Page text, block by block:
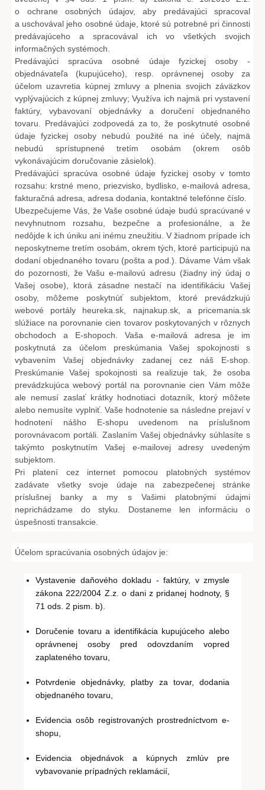
o ochrane osobných údajov, aby predávajúci spracoval
a uschovával jeho osobné údaje, ktoré sú potrebné pri činnosti
predávajúceho a spracovával ich vo všetkých svojich
informačných systémoch.
Predávajúci spracúva osobné údaje fyzickej osoby -
objednávateľa (kupujúceho), resp. oprávnenej osoby za
účelom uzavretia kúpnej zmluvy a plnenia svojich záväzkov
vyplývajúcich z kúpnej zmluvy; Využíva ich najmä pri vystavení
faktúry, vybavovaní objednávky a doručení objednaného
tovaru. Predávajúci zodpovedá za to, že poskytnuté osobné
údaje fyzickej osoby nebudú použité na iné účely, najmä
nebudú sprístupnené tretím osobám (okrem osôb
vykonávajúcim doručovanie zásielok).
Predávajúci spracúva osobné údaje fyzickej osoby v tomto
rozsahu: krstné meno, priezvisko, bydlisko, e-mailová adresa,
fakturačná adresa, adresa dodania, kontaktné telefónne číslo.
Ubezpečujeme Vás, že Vaše osobné údaje budú spracúvané v
nevyhnutnom rozsahu, bezpečne a profesionálne, a že
nedôjde k ich úniku ani inému zneužitiu. V žiadnom prípade ich
neposkytneme tretím osobám, okrem tých, ktoré participujú na
dodaní objednaného tovaru (pošta a pod.). Dávame Vám však
do pozornosti, že Vašu e-mailovú adresu (žiadny iný údaj o
Vašej osobe), ktorá zásadne nestačí na identifikáciu Vašej
osoby, môžeme poskytnúť subjektom, ktoré prevádzkujú
webové portály heureka.sk, najnakup.sk, a pricemania.sk
slúžiace na porovnanie cien tovarov poskytovaných v rôznych
obchodoch a E-shopoch. Vaša e-mailová adresa je im
poskytnutá za účelom preskúmania Vašej spokojnosti s
vybavením Vašej objednávky zadanej cez náš E-shop.
Preskúmanie Vašej spokojnosti sa realizuje tak, že osoba
prevádzkujúca webový portál na porovnanie cien Vám môže
ale nemusí zaslať krátky hodnotiaci dotazník, ktorý môžete
alebo nemusíte vyplniť. Vaše hodnotenie sa následne prejaví v
hodnotení nášho E-shopu uvedenom na príslušnom
porovnávacom portáli. Zaslaním Vašej objednávky súhlasíte s
takýmto poskytnutím Vašej e-mailovej adresy uvedeným
subjektom.
Pri platení cez internet pomocou platobných systémov
zadávate všetky svoje údaje na zabezpečenej stránke
príslušnej banky a my s Vašimi platobnými údajmi
neprichádzame do styku. Dostaneme len informáciu o
úspešnosti transakcie.
Účelom spracúvania osobných údajov je:
Vystavenie daňového dokladu - faktúry, v zmysle
zákona 222/2004 Z.z. o dani z pridanej hodnoty, §
71 ods. 2 pism. b).
Doručenie tovaru a identifikácia kupujúceho alebo
oprávnenej osoby pred odovzdaním vopred
zaplateného tovaru,
Potvrdenie objednávky, platby za tovar, dodania
objednaného tovaru,
Evidencia osôb registrovaných prostredníctvom e-
shopu,
Evidencia objednávok a kúpnych zmlúv pre
vybavovanie prípadných reklamácií,